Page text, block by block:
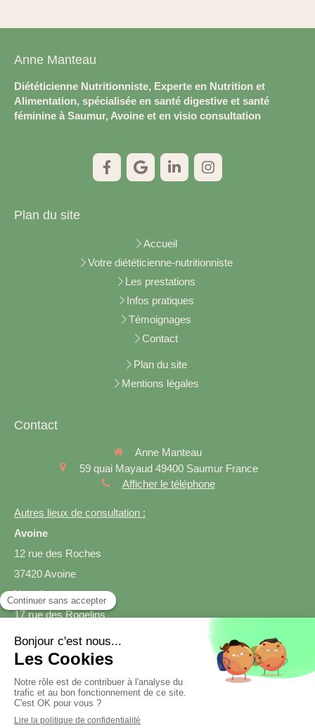
Anne Manteau
Diététicienne Nutritionniste, Experte en Nutrition et
Alimentation, spécialisée en santé digestive et santé
féminine à Saumur, Avoine et en visio consultation
Plan du site
Accueil
Votre diététicienne-nutritionniste
Les prestations
Infos pratiques
Témoignages
Contact
Plan du site
Mentions légales
Contact
Anne Manteau
59 quai Mayaud 49400 Saumur France
Afficher le téléphone
Autres lieux de consultation :
Avoine
12 rue des Roches
37420 Avoine
Varrains
17 rue des Rogelins
49400 Varrains
Prendre rendez-vous
Création et référencement du site par Simplébo
Site créé grâce àSmartDiet